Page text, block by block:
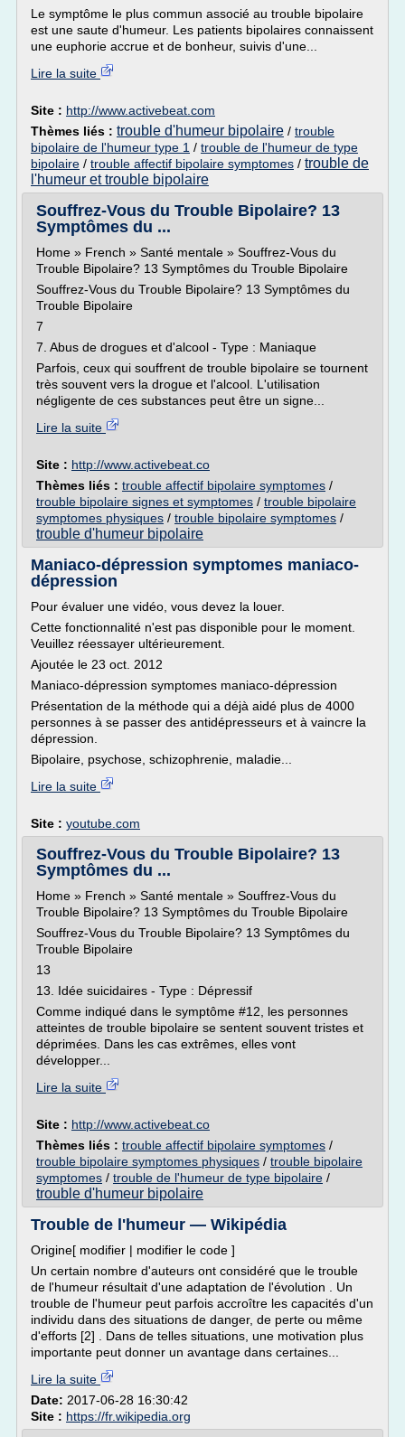
Le symptôme le plus commun associé au trouble bipolaire
est une saute d'humeur. Les patients bipolaires connaissent
une euphorie accrue et de bonheur, suivis d'une...
Lire la suite
Site : http://www.activebeat.com
Thèmes liés : trouble d'humeur bipolaire / trouble
bipolaire de l'humeur type 1 / trouble de l'humeur de type
bipolaire / trouble affectif bipolaire symptomes / trouble de
l'humeur et trouble bipolaire
Souffrez-Vous du Trouble Bipolaire? 13
Symptômes du ...
Home » French » Santé mentale » Souffrez-Vous du
Trouble Bipolaire? 13 Symptômes du Trouble Bipolaire
Souffrez-Vous du Trouble Bipolaire? 13 Symptômes du
Trouble Bipolaire
7
7. Abus de drogues et d'alcool - Type : Maniaque
Parfois, ceux qui souffrent de trouble bipolaire se tournent
très souvent vers la drogue et l'alcool. L'utilisation
négligente de ces substances peut être un signe...
Lire la suite
Site : http://www.activebeat.co
Thèmes liés : trouble affectif bipolaire symptomes /
trouble bipolaire signes et symptomes / trouble bipolaire
symptomes physiques / trouble bipolaire symptomes /
trouble d'humeur bipolaire
Maniaco-dépression symptomes maniaco-
dépression
Pour évaluer une vidéo, vous devez la louer.
Cette fonctionnalité n'est pas disponible pour le moment.
Veuillez réessayer ultérieurement.
Ajoutée le 23 oct. 2012
Maniaco-dépression symptomes maniaco-dépression
Présentation de la méthode qui a déjà aidé plus de 4000
personnes à se passer des antidépresseurs et à vaincre la
dépression.
Bipolaire, psychose, schizophrenie, maladie...
Lire la suite
Site : youtube.com
Souffrez-Vous du Trouble Bipolaire? 13
Symptômes du ...
Home » French » Santé mentale » Souffrez-Vous du
Trouble Bipolaire? 13 Symptômes du Trouble Bipolaire
Souffrez-Vous du Trouble Bipolaire? 13 Symptômes du
Trouble Bipolaire
13
13. Idée suicidaires - Type : Dépressif
Comme indiqué dans le symptôme #12, les personnes
atteintes de trouble bipolaire se sentent souvent tristes et
déprimées. Dans les cas extrêmes, elles vont
développer...
Lire la suite
Site : http://www.activebeat.co
Thèmes liés : trouble affectif bipolaire symptomes /
trouble bipolaire symptomes physiques / trouble bipolaire
symptomes / trouble de l'humeur de type bipolaire /
trouble d'humeur bipolaire
Trouble de l'humeur — Wikipédia
Origine[ modifier | modifier le code ]
Un certain nombre d'auteurs ont considéré que le trouble
de l'humeur résultait d'une adaptation de l'évolution . Un
trouble de l'humeur peut parfois accroître les capacités d'un
individu dans des situations de danger, de perte ou même
d'efforts [2] . Dans de telles situations, une motivation plus
importante peut donner un avantage dans certaines...
Lire la suite
Date: 2017-06-28 16:30:42
Site : https://fr.wikipedia.org